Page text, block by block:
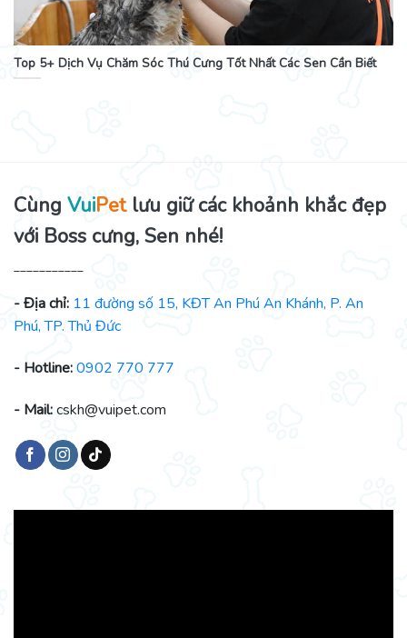
Top 5+ Dịch Vụ Chăm Sóc Thú Cưng Tốt Nhất Các Sen Cần Biết
Cùng VuiPetlưu giữ các khoảnh khắc đẹp
với Boss cưng, Sen nhé!
___________
- Địa chỉ: 11 đường số 15, KĐT An Phú An Khánh, P. An
Phú, TP. Thủ Đức
- Hotline:0902 770 777
- Mail:cskh@vuipet.com